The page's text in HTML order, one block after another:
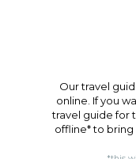
Our travel
online. If you
travel guide for
offline* to